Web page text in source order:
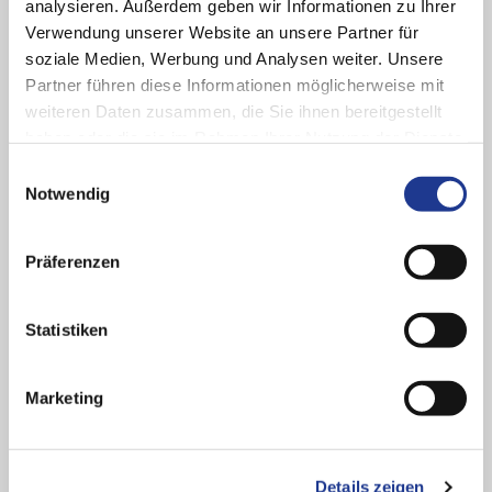
analysieren. Außerdem geben wir Informationen zu Ihrer
Verwendung unserer Website an unsere Partner für
soziale Medien, Werbung und Analysen weiter. Unsere
Partner führen diese Informationen möglicherweise mit
weiteren Daten zusammen, die Sie ihnen bereitgestellt
Notwendig
Präferenzen
Statistiken
Marketing
Details zeigen
Ihr Ansprechpartner bei